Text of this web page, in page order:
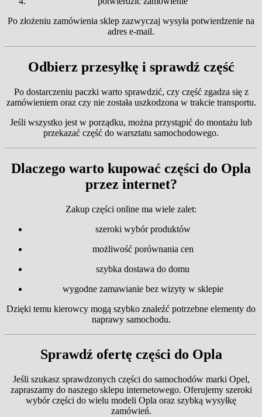
Po złożeniu zamówienia sklep zazwyczaj wysyła potwierdzenie na
adres e-mail.
Odbierz przesyłkę i sprawdź część
Po dostarczeniu paczki warto sprawdzić, czy część zgadza się z
zamówieniem oraz czy nie została uszkodzona w trakcie transportu.
Jeśli wszystko jest w porządku, można przystąpić do montażu lub
przekazać część do warsztatu samochodowego.
Dlaczego warto kupować części do Opla
przez internet?
Zakup części online ma wiele zalet:
szeroki wybór produktów
możliwość porównania cen
szybka dostawa do domu
wygodne zamawianie bez wizyty w sklepie
Dzięki temu kierowcy mogą szybko znaleźć potrzebne elementy do
naprawy samochodu.
Sprawdź ofertę części do Opla
Jeśli szukasz sprawdzonych części do samochodów marki Opel,
zapraszamy do naszego sklepu internetowego. Oferujemy szeroki
wybór części do wielu modeli Opla oraz szybką wysyłkę
zamówień.